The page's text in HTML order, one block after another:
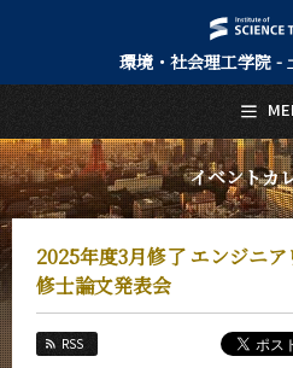
環境・社会理工学院 -
イベントカ
2025年度3月修了 エンジニ
修士論文発表会
RSS
日本語
トップページ
Top Page
土木・環境工学系について
About Us
教育
Education
教員・研究室
Faculty and Laboratories